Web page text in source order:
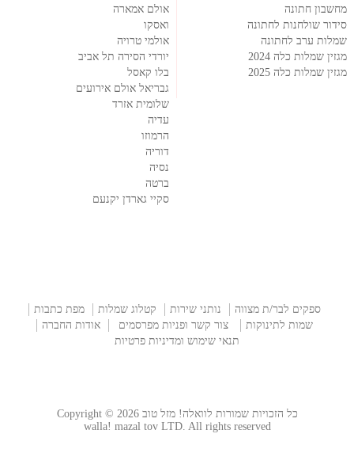
מחשבון חתונה
סידור שולחנות לחתונה
שמלות ערב לחתונה
מגזין שמלות כלה 2024
מגזין שמלות כלה 2025
אולם אמארה
ואסקו
אולמי טרויה
יורדי הסירה תל אביב
בלו קאסל
גבריאל אולם אירועים
שלומית אזרד
עדיה
הרמוזו
דוריה
נסיה
ברטה
סקיי גארדן יקנעם
ספקים לבר/ת מצווה נותני שירות קטלוג שמלות
מפת כתבות
שמות לתינוקות
צור קשר ופניות מפרסמים
אודות החברה
תנאי שימוש ומדיניות פרטיות
כל הזכויות שמורות לוואלה! מזל טוב Copyright © 2026
walla! mazal tov LTD. All rights reserved